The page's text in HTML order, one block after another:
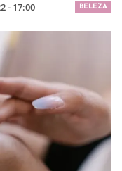
BELEZA
- 17:00